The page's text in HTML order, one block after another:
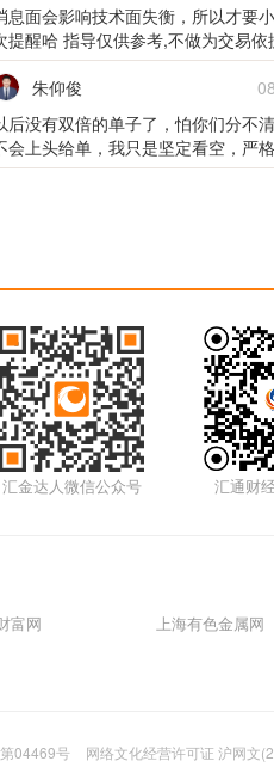
01月20日0120外汇
5m
01月19日0119外汇
5m
01月14日0114外汇
5m
息面会影响技术面失衡，所以才要
提醒哈 指导仅供参考,不做为交易依
朱仰俊
后没有双倍的单子了，怕你们分不
会上头给单，我只是坚定看空，严
位做 指导仅供参考,不做为交易依据
汇通财
汇金达人微信公众号
富网
上海有色金属网
04469号 网络文化经营许可证 沪网文